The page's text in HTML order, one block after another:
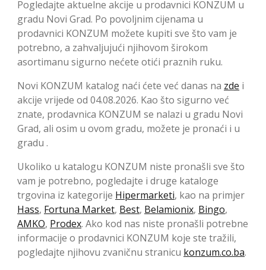
Pogledajte aktuelne akcije u prodavnici KONZUM u
gradu Novi Grad. Po povoljnim cijenama u
prodavnici KONZUM možete kupiti sve što vam je
potrebno, a zahvaljujući njihovom širokom
asortimanu sigurno nećete otići praznih ruku.
Novi KONZUM katalog naći ćete već danas na zde i
akcije vrijede od 04.08.2026. Kao što sigurno već
znate, prodavnica KONZUM se nalazi u gradu Novi
Grad, ali osim u ovom gradu, možete je pronaći i u
gradu .
Ukoliko u katalogu KONZUM niste pronašli sve što
vam je potrebno, pogledajte i druge kataloge
trgovina iz kategorije Hipermarketi, kao na primjer
Hass, Fortuna Market, Best, Belamionix, Bingo,
AMKO, Prodex. Ako kod nas niste pronašli potrebne
informacije o prodavnici KONZUM koje ste tražili,
pogledajte njihovu zvaničnu stranicu konzum.co.ba.